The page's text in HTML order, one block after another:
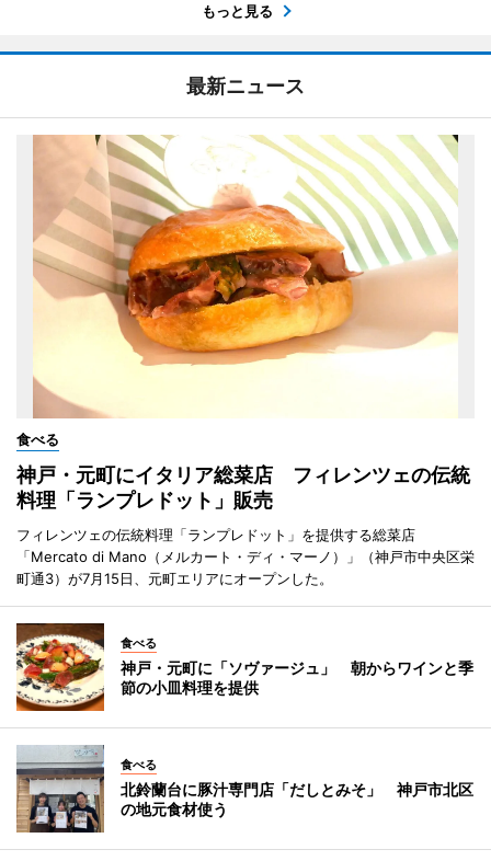
もっと見る
最新ニュース
食べる
神戸・元町にイタリア総菜店 フィレンツェの伝統
料理「ランプレドット」販売
フィレンツェの伝統料理「ランプレドット」を提供する総菜店
「Mercato di Mano（メルカート・ディ・マーノ）」（神戸市中央区栄
町通3）が7月15日、元町エリアにオープンした。
食べる
神戸・元町に「ソヴァージュ」 朝からワインと季
節の小皿料理を提供
食べる
北鈴蘭台に豚汁専門店「だしとみそ」 神戸市北区
の地元食材使う